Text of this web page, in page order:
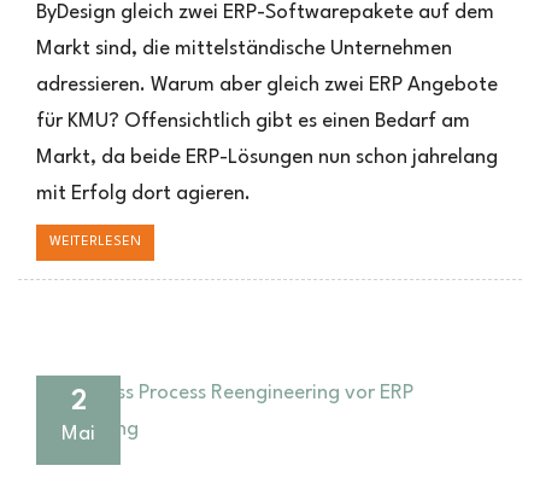
ByDesign gleich zwei ERP-Softwarepakete auf dem
Markt sind, die mittelständische Unternehmen
adressieren. Warum aber gleich zwei ERP Angebote
für KMU? Offensichtlich gibt es einen Bedarf am
Markt, da beide ERP-Lösungen nun schon jahrelang
mit Erfolg dort agieren.
WEITERLESEN
2
Mai